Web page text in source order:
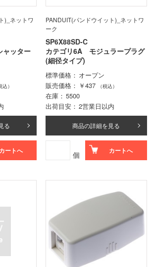
)_ネットワ
ッター
込）
る
カートへ
PANDUIT(パンドウイット)_ネットワ
ーク
SP6X88SD-C
カテゴリ6A モジュラープラグ
(細径タイプ)
標準価格
オープン
販売価格
￥437 （税込）
在庫
5500
出荷目安
2営業日以内
商品の詳細を見る
個 カートへ